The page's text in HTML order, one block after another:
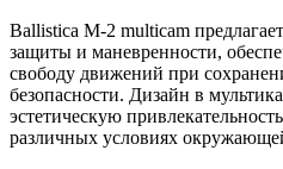
Ballistica М-2 multicam
защиты и маневренности,
свободу движений при
безопасности. Дизайн в
эстетическую
различных условиях